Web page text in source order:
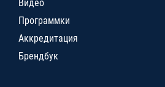
Видео
Программки
Аккредитация
Брендбук